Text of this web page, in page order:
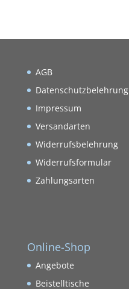
AGB
Datenschutzbelehrung
Impressum
Versandarten
Widerrufsbelehrung
Widerrufsformular
Zahlungsarten
Online-Shop
Angebote
Beistelltische